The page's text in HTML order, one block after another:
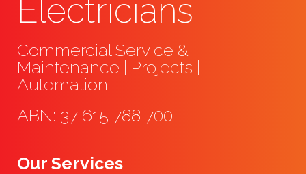
Electricians
Commercial Service &
Maintenance | Projects |
Automation
ABN: 37 615 788 700
Our Services